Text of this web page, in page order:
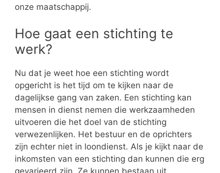
onze maatschappij.
Hoe gaat een stichting te
werk?
Nu dat je weet hoe een stichting wordt
opgericht is het tijd om te kijken naar de
dagelijkse gang van zaken. Een stichting kan
mensen in dienst nemen die werkzaamheden
uitvoeren die het doel van de stichting
verwezenlijken. Het bestuur en de oprichters
zijn echter niet in loondienst. Als je kijkt naar de
inkomsten van een stichting dan kunnen die erg
gevarieerd zijn. Ze kunnen bestaan uit